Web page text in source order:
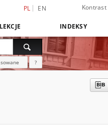
PL EN Kontrast
INDEKSY
?